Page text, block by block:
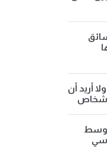
أريد أن
وسط